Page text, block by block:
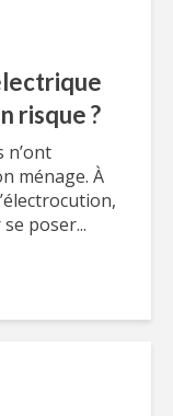
risque ?
n’ont
ménage. À
poser...